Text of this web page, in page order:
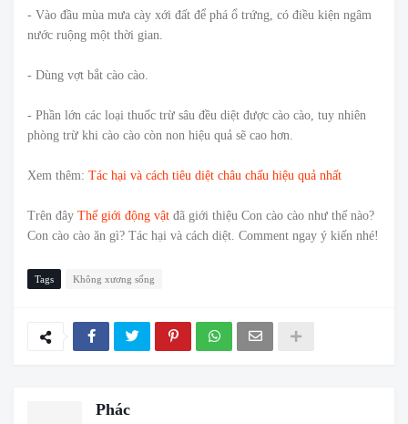
- Vào đầu mùa mưa cày xới đất để phá ổ trứng, có điều kiện ngâm
nước ruộng một thời gian.
- Dùng vợt bắt cào cào.
- Phần lớn các loại thuốc trừ sâu đều diệt được cào cào, tuy nhiên
phòng trừ khi cào cào còn non hiệu quả sẽ cao hơn.
Xem thêm: Tác hại và cách tiêu diệt châu chấu hiệu quả nhất
Trên đây Thế giới động vật đã giới thiệu Con cào cào như thế nào?
Con cào cào ăn gì? Tác hại và cách diệt. Comment ngay ý kiến nhé!
Tags Không xương sống
Phác